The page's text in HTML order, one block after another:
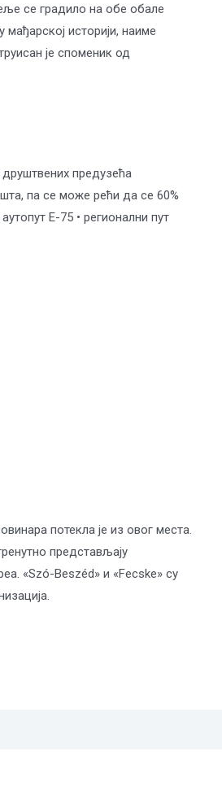
се градило на обе обале
историји, наиме
је споменик од
предузећа
па се може рећи да се 60%
Е-75 • регионални пут
потекла је из овог места.
представљају
«Szó-Beszéd» и «Fecske» су